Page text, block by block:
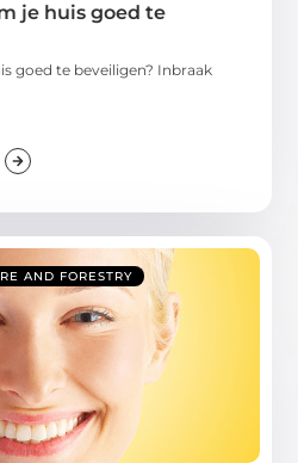
je huis goed te
goed te beveiligen? Inbraak
AND FORESTRY